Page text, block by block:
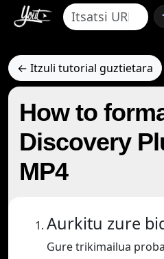
← Itzuli tutorial guztietara
How to
Discovery
MP4
Aurkitu zure
Gure trikimailua